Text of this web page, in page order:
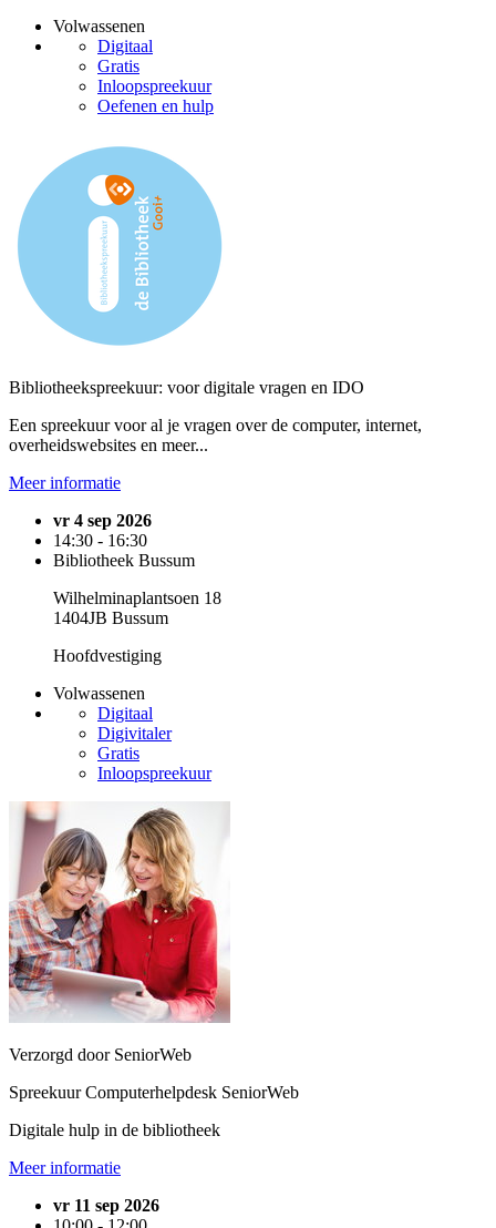
Volwassenen
Digitaal
Gratis
Inloopspreekuur
Oefenen en hulp
Bibliotheekspreekuur: voor digitale vragen en IDO
Een spreekuur voor al je vragen over de computer, internet,
overheidswebsites en meer...
Meer informatie
vr 4 sep 2026
14:30 - 16:30
Bibliotheek Bussum
Wilhelminaplantsoen 18
1404JB Bussum
Hoofdvestiging
Volwassenen
Digitaal
Digivitaler
Gratis
Inloopspreekuur
Verzorgd door SeniorWeb
Spreekuur Computerhelpdesk SeniorWeb
Digitale hulp in de bibliotheek
Meer informatie
vr 11 sep 2026